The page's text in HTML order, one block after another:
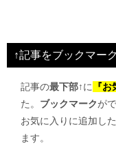
ビ
ゲ
↑記事をブックマー
記事の最下部↑に 『
た。 ブックマークが
お気に入りに追加し
ます。